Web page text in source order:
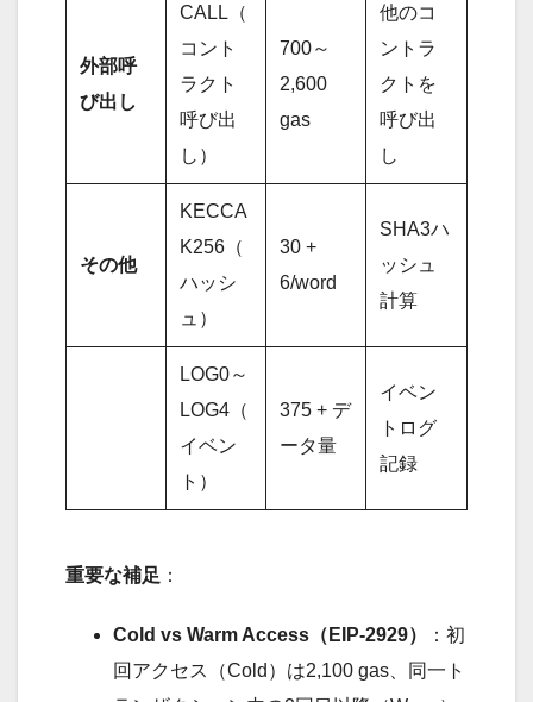
外部呼
び出し
CALL（
コント
ラクト
呼び出
し）
700～
2,600
gas
他のコ
ントラ
クトを
呼び出
し
その他
KECCA
K256（
ハッシ
ュ）
30 +
6/word
SHA3ハ
ッシュ
計算
LOG0～
LOG4（
イベン
ト）
375 + デ
ータ量
イベン
トログ
記録
重要な補足 ：
Cold vs Warm Access（EIP-2929）
：初
回アクセス（Cold）は2,100 gas、同一ト